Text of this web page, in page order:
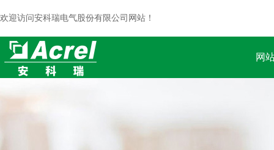
欢迎访问安科瑞电气股份有限公司网站！
网